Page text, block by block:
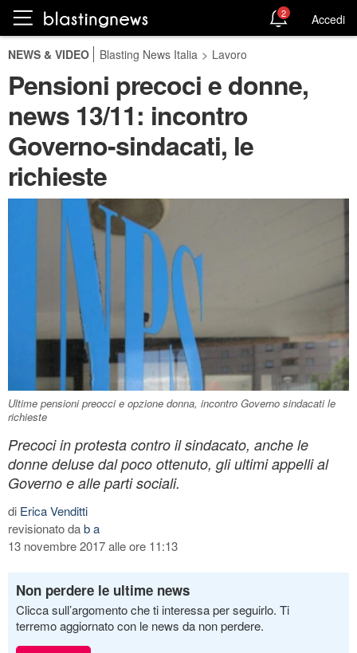
2 Accedi
NEWS & VIDEO Blasting News Italia > Lavoro
Pensioni precoci e donne,
news 13/11: incontro
Governo-sindacati, le
richieste
Ultime pensioni preocci e opzione donna, incontro Governo sindacati le
richieste
Precoci in protesta contro il sindacato, anche le
donne deluse dal poco ottenuto, gli ultimi appelli al
Governo e alle parti sociali.
di Erica Venditti
revisionato dab a
13 novembre 2017 alle ore 11:13
Non perdere le ultime news
Clicca sull’argomento che ti interessa per seguirlo. Ti
terremo aggiornato con le news da non perdere.